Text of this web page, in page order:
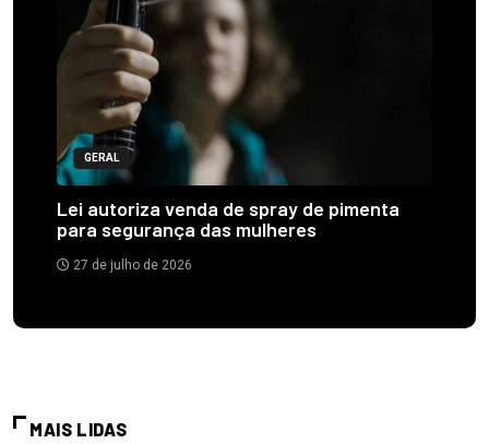
GERAL
Lei autoriza venda de spray de pimenta
para segurança das mulheres
27 de julho de 2026
MAIS LIDAS